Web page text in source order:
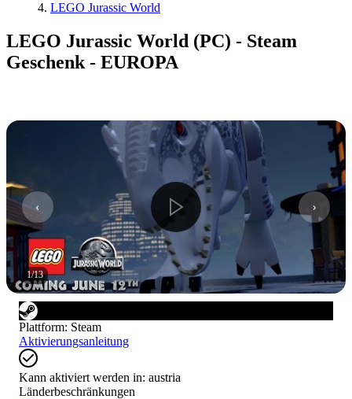
LEGO Jurassic World
LEGO Jurassic World (PC) - Steam
Geschenk - EUROPA
1/13
Plattform: Steam
Aktivierungsanleitung
Kann aktiviert werden in: austria
Länderbeschränkungen